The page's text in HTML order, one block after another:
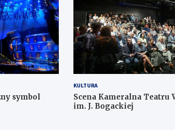
symbol
KULTURA
Scena Kameralna Teatru
im. J. Bogackiej